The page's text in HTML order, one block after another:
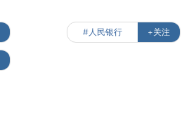
#人民银行 +关注